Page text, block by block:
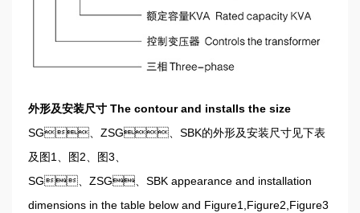
外形及安装尺寸 The contour and installs the size
SG、ZSG、SBK的外形及安装尺寸见下表
及图1、图2、图3、
SG、ZSG、SBK appearance and installation
dimensions in the table below and Figure1,Figure2,Figure3